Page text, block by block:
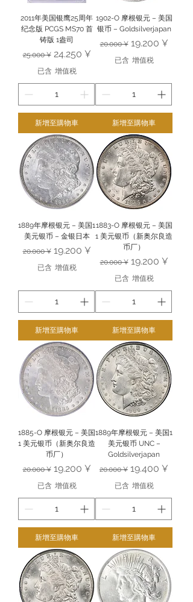
2011年美国银鹰25周年
纪念版 PCGS MS70 首
铸版 1盎司
一般價格
25.000 ¥ 促銷價格
24.250 ¥
已含 增值税
新增至購物車
1902-O 摩根银元 – 美国
银币 – Goldsilverjapan
一般價格
20.000 ¥ 促銷價格
19.200 ¥
已含 增值税
新增至購物車
1889年摩根银元 – 美国1
美元银币 – 金银日本
一般價格
20.000 ¥ 促銷價格
19.200 ¥
已含 增值税
新增至購物車
1883-O 摩根银元 – 美国
1 美元银币（新奥尔良造
币厂）
一般價格
20.000 ¥ 促銷價格
19.200 ¥
已含 增值税
新增至購物車
1885-O 摩根银元 – 美国
1 美元银币（新奥尔良造
币厂）
一般價格
20.000 ¥ 促銷價格
19.200 ¥
已含 增值税
新增至購物車
1889年摩根银元 – 美国1
美元银币 UNC –
Goldsilverjapan
一般價格
20.000 ¥ 促銷價格
19.400 ¥
已含 增值税
新增至購物車